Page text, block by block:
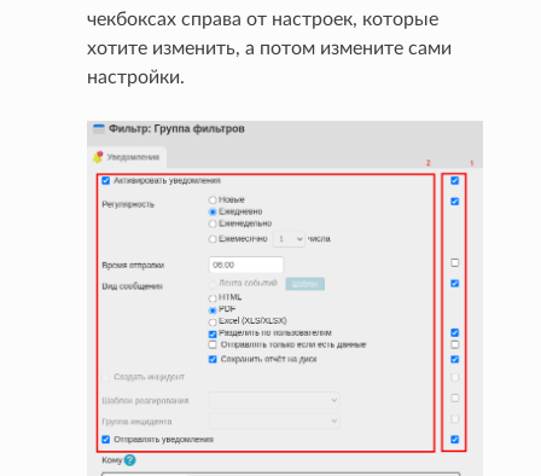
чекбоксах справа от настроек, которые
хотите изменить, а потом измените сами
настройки.